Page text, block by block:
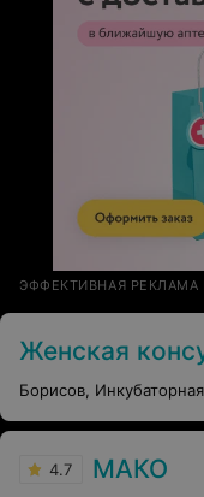
ЭФФЕКТИВНАЯ РЕКЛАМА
Женская консультация (родильный
Борисов,
4.7 МАКО